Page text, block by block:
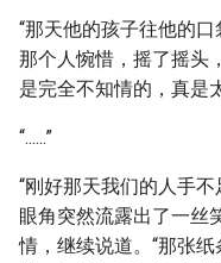
“那天他的孩子往他的
那个人惋惜，摇了摇头
是完全不知情的，真是
“......”
“刚好那天我们的人手
眼角突然流露出了一丝
情，继续说道。“那张